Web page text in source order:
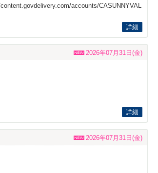
accounts/CASUNNYVAL
詳細
2026年07月31日(金)
詳細
2026年07月31日(金)